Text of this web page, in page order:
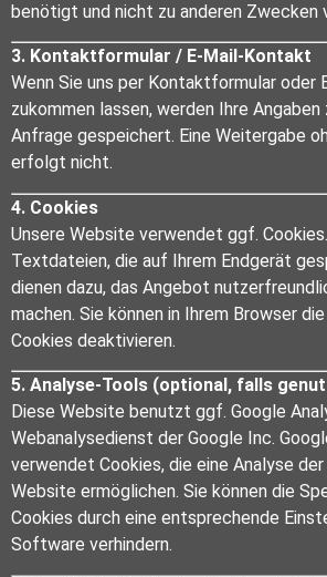
benötigt und nicht zu anderen Zwecken
3. Kontaktformular / E-Mail-Kontakt
Wenn Sie uns per Kontaktformular oder
zukommen lassen, werden Ihre
Anfrage gespeichert. Eine Weitergabe
erfolgt nicht.
4. Cookies
Unsere Website verwendet ggf.
Textdateien, die auf Ihrem Endgerät
dienen dazu, das Angebot
machen. Sie können in Ihrem Browser
Cookies deaktivieren.
5. Analyse-Tools (optional, falls
Diese Website benutzt ggf. Google
Webanalysedienst der Google Inc.
verwendet Cookies, die eine Analyse
Website ermöglichen. Sie können die
Cookies durch eine entsprechende
Software verhindern.